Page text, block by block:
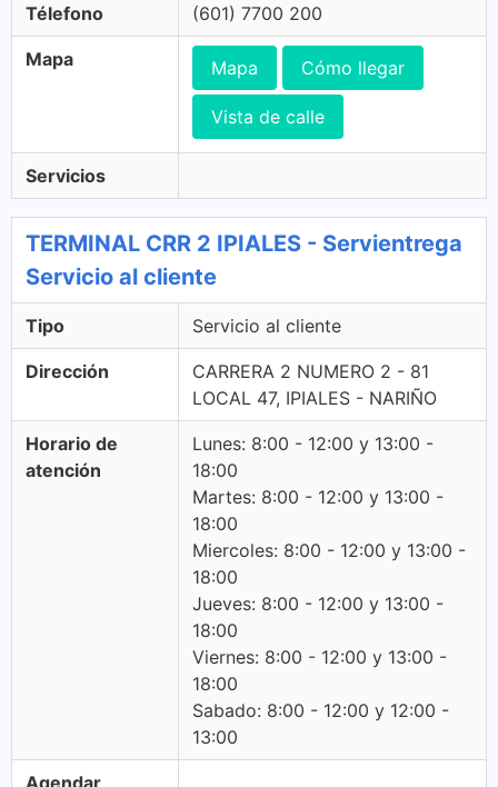
Télefono (601) 7700 200
Mapa Mapa Cómo llegar
Vista de calle
Servicios
TERMINAL CRR 2 IPIALES - Servientrega
Servicio al cliente
Tipo Servicio al cliente
Dirección
CARRERA 2 NUMERO 2 - 81
LOCAL 47, IPIALES - NARIÑO
Horario de
atención
Lunes: 8:00 - 12:00 y 13:00 -
18:00
Martes: 8:00 - 12:00 y 13:00 -
18:00
Miercoles: 8:00 - 12:00 y 13:00 -
18:00
Jueves: 8:00 - 12:00 y 13:00 -
18:00
Viernes: 8:00 - 12:00 y 13:00 -
18:00
Sabado: 8:00 - 12:00 y 12:00 -
13:00
Agendar